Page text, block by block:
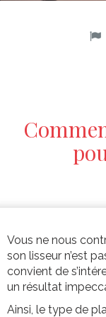
Vous ne nous
son lisseur n’est
convient de
un résultat
Ainsi, le type de